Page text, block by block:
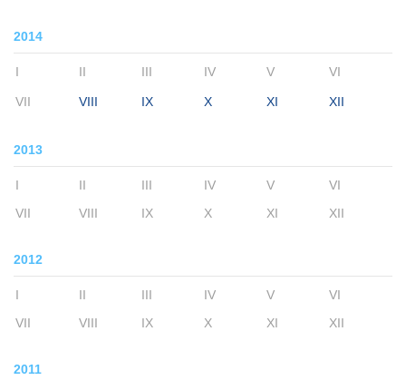
2014
I II III IV V VI
VII VIII IX X XI XII
2013
I II III IV V
VI
VII
VIII IX X XI XII
2012
I II III IV V
VI
VII
VIII IX X XI XII
2011